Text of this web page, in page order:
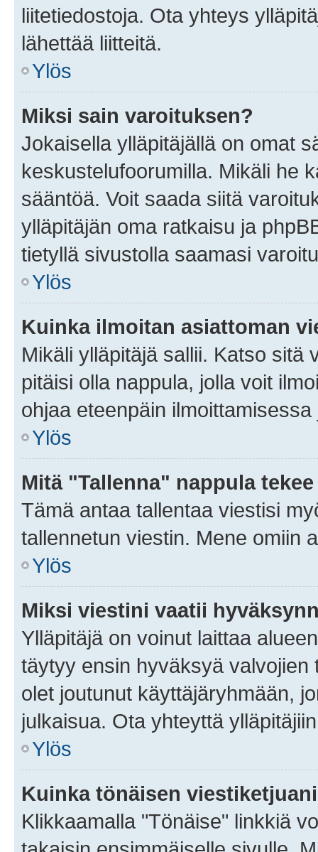
liitetiedostoja. Ota yhteys
lähettää liitteitä.
Ylös
Miksi sain varoituksen?
Jokaisella ylläpitäjällä on omat
keskustelufoorumilla. Mikäli he
sääntöä. Voit saada siitä
ylläpitäjän oma ratkaisu ja
tietyllä sivustolla saamasi
Ylös
Kuinka ilmoitan asiattoman
Mikäli ylläpitäjä sallii. Katso sitä
pitäisi olla nappula, jolla voit
ohjaa eteenpäin
Ylös
Mitä "Tallenna" nappula
Tämä antaa tallentaa viestisi
tallennetun viestin. Mene omiin
Ylös
Miksi viestini vaatii
Ylläpitäjä on voinut laittaa
täytyy ensin hyväksyä
olet joutunut käyttäjäryhmään,
julkaisua. Ota yhteyttä
Ylös
Kuinka tönäisen
Klikkaamalla "Tönäise" linkkiä